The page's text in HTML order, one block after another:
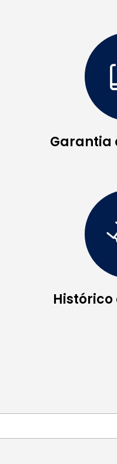
Garantia